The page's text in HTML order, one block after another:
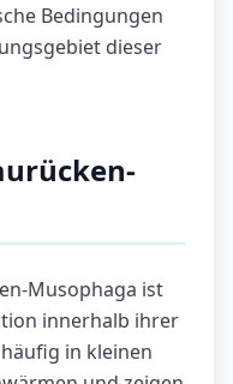
Bedingungen
dieser
Musophaga ist
innerhalb ihrer
in kleinen